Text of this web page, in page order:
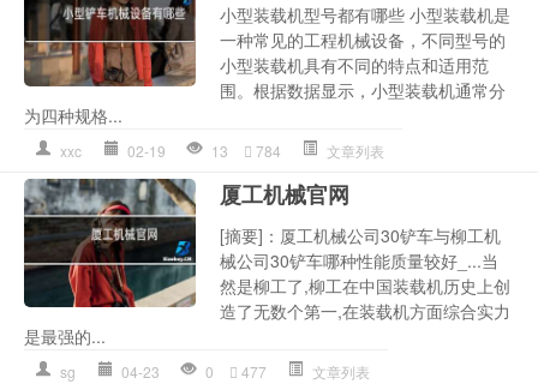
小型装载机型号都有哪些 小型装载机是
一种常见的工程机械设备，不同型号的
小型装载机具有不同的特点和适用范
围。根据数据显示，小型装载机通常分
为四种规格...
xxc 02-19 13 784 文章列表
厦工机械官网
[摘要]：厦工机械公司30铲车与柳工机
械公司30铲车哪种性能质量较好_...当
然是柳工了,柳工在中国装载机历史上创
造了无数个第一,在装载机方面综合实力
是最强的...
sg 04-23 0 477 文章列表